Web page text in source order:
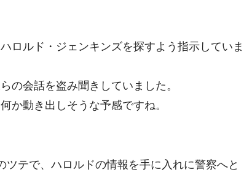
ロルド・ジェンキンズを探すよう指示していま
の会話を盗み聞きしていました。
か動き出しそうな予感ですね。
テで、ハロルドの情報を手に入れに警察へと